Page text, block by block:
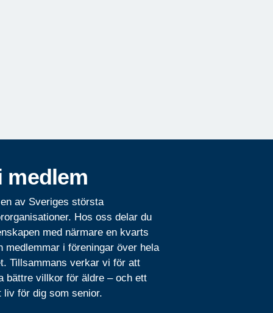
medlem
av Sveriges största
Hos oss delar du
med närmare en kvarts
medlemmar i föreningar över hela
Tillsammans verkar vi för att
bättre villkor för äldre – och ett
liv för dig som senior.